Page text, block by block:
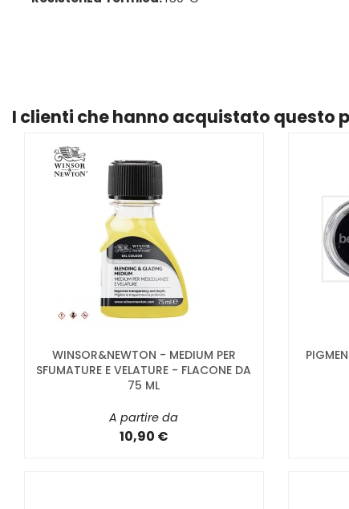
I clienti che hanno acquistato questo
WINSOR&NEWTON - MEDIUM PER
SFUMATURE E VELATURE - FLACONE DA
75 ML
A partire da
10,90 €